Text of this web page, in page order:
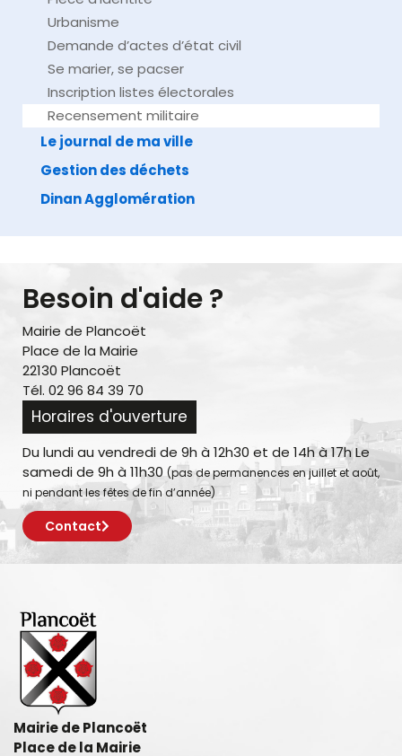
Urbanisme
Demande d’actes d’état civil
Se marier, se pacser
Inscription listes électorales
Recensement militaire
Le journal de ma ville
Gestion des déchets
Dinan Agglomération
Besoin d'aide ?
Mairie de Plancoët
Place de la Mairie
22130 Plancoët
Tél. 02 96 84 39 70
Horaires d'ouverture
Du lundi au vendredi de 9h à 12h30 et de 14h à 17h Le
samedi de 9h à 11h30 (pas de permanences en juillet et août,
ni pendant les fêtes de fin d’année)
Contact
Mairie de Plancoët
Place de la Mairie